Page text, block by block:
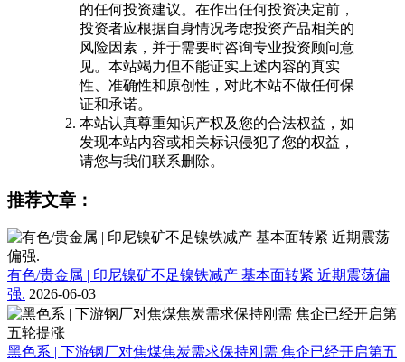
的任何投资建议。在作出任何投资决定前，
投资者应根据自身情况考虑投资产品相关的
风险因素，并于需要时咨询专业投资顾问意
见。本站竭力但不能证实上述内容的真实
性、准确性和原创性，对此本站不做任何保
证和承诺。
本站认真尊重知识产权及您的合法权益，如
发现本站内容或相关标识侵犯了您的权益，
请您与我们联系删除。
推荐文章：
有色/贵金属 | 印尼镍矿不足镍铁减产 基本面转紧 近期震荡偏
强. 2026-06-03
黑色系 | 下游钢厂对焦煤焦炭需求保持刚需 焦企已经开启第五